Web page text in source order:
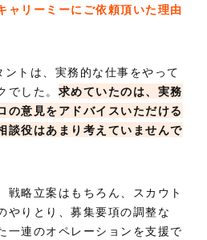
ャリーミーにご依頼頂いた理由
トは、実務的な仕事をやって
した。 求めていたのは、実務
の意見をアドバイスいただける
談役はあまり考えていませんで
戦略立案はもちろん、スカウト
やりとり、募集要項の調整な
一連のオペレーションを支援で